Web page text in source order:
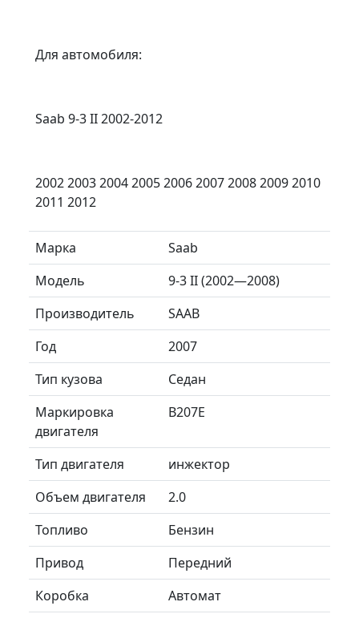
Для автомобиля:
Saab 9-3 II 2002-2012
2002 2003 2004 2005 2006 2007 2008 2009 2010
2011 2012
Марка
Saab
Модель
9-3 II (2002—2008)
Производитель
SAAB
Год
2007
Тип кузова
Седан
Маркировка
двигателя
B207E
Тип двигателя
инжектор
Объем двигателя
2.0
Топливо
Бензин
Привод
Передний
Коробка
Автомат